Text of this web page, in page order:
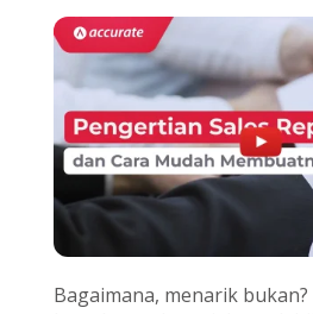
Bagaimana, menarik